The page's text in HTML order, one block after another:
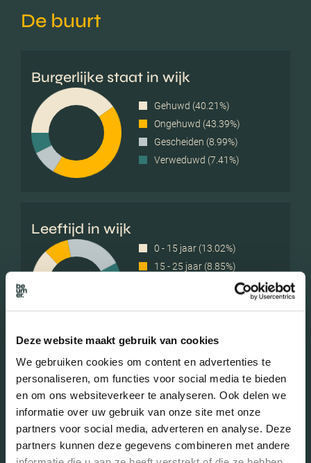
Deze website maakt gebruik van cookies
We gebruiken cookies om content en advertenties te
personaliseren, om functies voor social media te bieden
en om ons websiteverkeer te analyseren. Ook delen we
informatie over uw gebruik van onze site met onze
partners voor social media, adverteren en analyse. Deze
partners kunnen deze gegevens combineren met andere
De buurt
Burgerlijke staat in wijk
Gehuwd (40.21%)
Ongehuwd (43.39%)
Gescheiden (8.99%)
Verweduwd (7.41%)
Leeftijd in wijk
0 - 15 jaar (13.02%)
15 - 25 jaar (8.85%)
25 - 45 jaar (20.31%)
Geslacht
Mannen (48.44%)
Vrouwen (51.56%)